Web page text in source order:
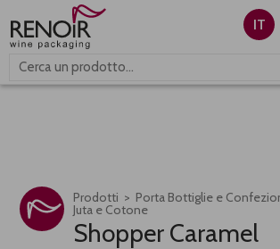
IT
Prodotti Porta Bottiglie e
Juta e Cotone
Shopper Caramel